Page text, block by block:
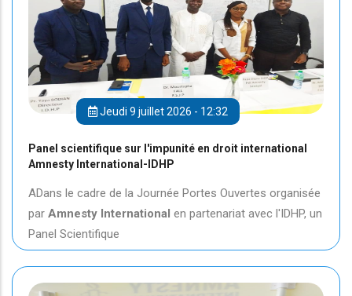
Jeudi 9 juillet 2026 - 12:32
Panel scientifique sur l'impunité en droit international
Amnesty International-IDHP
ADans le cadre de la Journée Portes Ouvertes organisée
par Amnesty International en partenariat avec l'IDHP, un
Panel Scientifique